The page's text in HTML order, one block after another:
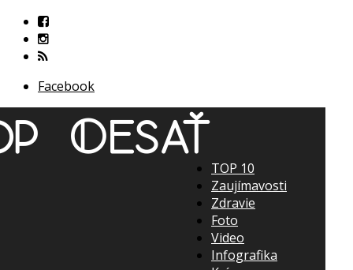
Facebook
TOP 10
Zaujímavosti
Zdravie
Foto
Video
Infografika